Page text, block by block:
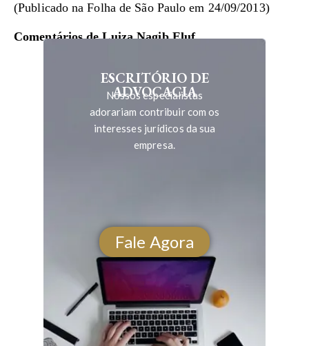
(Publicado na Folha de São Paulo em 24/09/2013)
Comentários de Luiza Nagib Eluf
ESCRITÓRIO DE
ADVOCACIA
Nossos especialistas
adorariam contribuir com os
interesses jurídicos da sua
empresa.
Fale Agora